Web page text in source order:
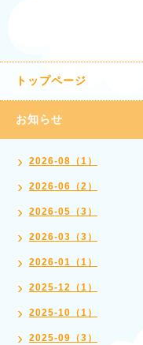
トップページ
お知らせ
2026-08（1）
2026-06（2）
2026-05（3）
2026-03（3）
2026-01（1）
2025-12（1）
2025-10（1）
2025-09（3）